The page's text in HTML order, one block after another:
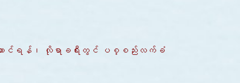
ပို့ဆောင်ရန်၊ လိုရာခရီးတွင် ပစ္စည်းလက်ခံ